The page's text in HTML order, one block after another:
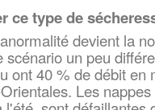
ce type de
devient la
un peu
ont 40 % de débit
Les